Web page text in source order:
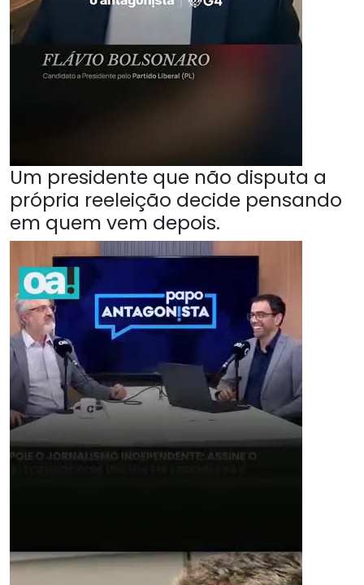
Um presidente que não disputa a
própria reeleição decide pensando
em quem vem depois.